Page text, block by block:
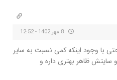
با وجود اینکه کمی نسبت به سایر
ظاهر بهتری داره و